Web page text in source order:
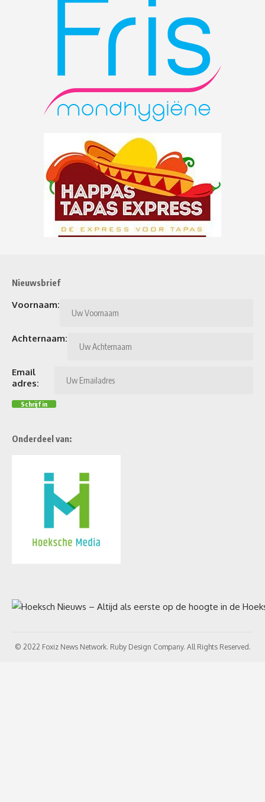
Nieuwsbrief
Voornaam:
Achternaam:
Email
adres:
Onderdeel van:
© 2022 Foxiz News Network. Ruby Design Company. All Rights Reserved.